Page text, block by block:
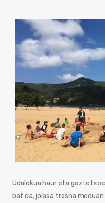
Udalekua haur eta
bat da; jolasa tresna